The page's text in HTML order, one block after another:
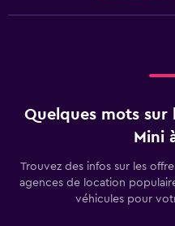
Quelques mots
Mini
Trouvez des infos sur les
agences de location
véhicules pour